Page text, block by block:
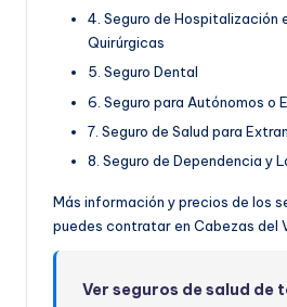
4. Seguro de Hospitalización
Quirúrgicas
5. Seguro Dental
6. Seguro para Autónomos o
7. Seguro de Salud para
8. Seguro de Dependencia y
Más información y precios de los
puedes contratar en Cabezas del
Ver seguros de salud de